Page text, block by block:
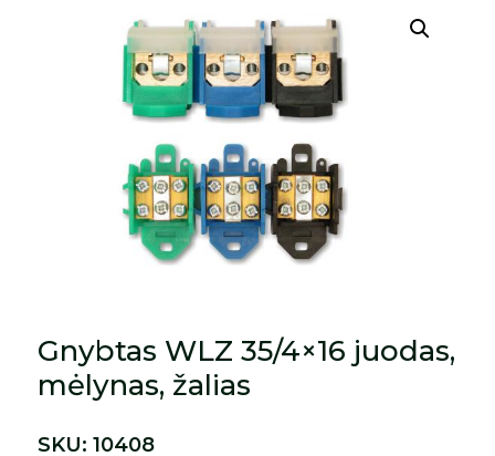
Gnybtas WLZ 35/4×16 juodas,
mėlynas, žalias
SKU:10408